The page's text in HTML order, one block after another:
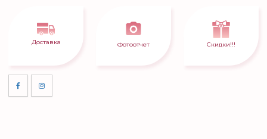
Доставка Фотоотчет Скидки!!!